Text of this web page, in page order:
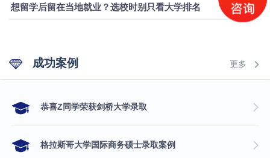
想留学后留在当地就业？选校时别只看大学排名
成功案例 更多
​恭喜Z同学荣获剑桥大学录取
格拉斯哥大学国际商务硕士录取案例